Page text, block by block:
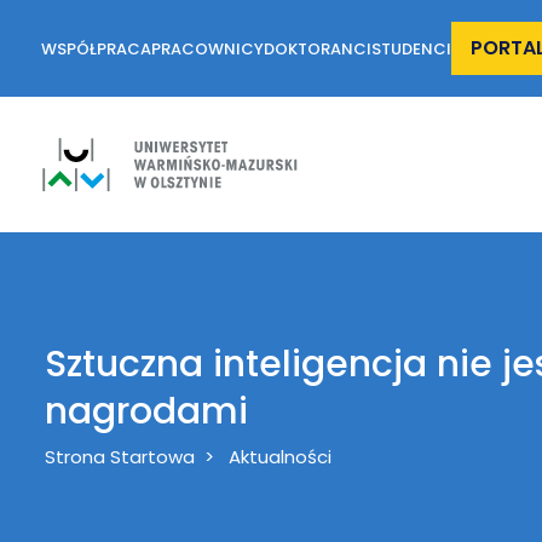
WSPÓŁPRACAPRACOWNICYDOKTORANCISTUDENCI
Sztuczna inteligencja nie
nagrodami
Breadcrumb
Strona Startowa Aktualności